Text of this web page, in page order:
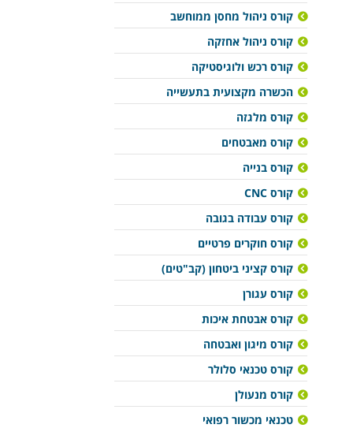
קורס ניהול מחסן ממוחשב
קורס ניהול אחזקה
קורס רכש ולוגיסטיקה
הכשרה מקצועית בתעשייה
קורס מלגזה
קורס מאבטחים
קורס בנייה
קורס CNC
קורס עבודה בגובה
קורס חוקרים פרטיים
קורס קציני ביטחון (קב"טים)
קורס עגורן
קורס אבטחת איכות
קורס מיגון ואבטחה
קורס טכנאי סלולר
קורס מנעולן
טכנאי מכשור רפואי